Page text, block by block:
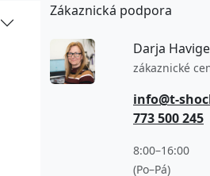
Zákaznická podpora
Darja
zákaznické
info@t-
773 500 245
8:00–16:00
(Po–Pá)